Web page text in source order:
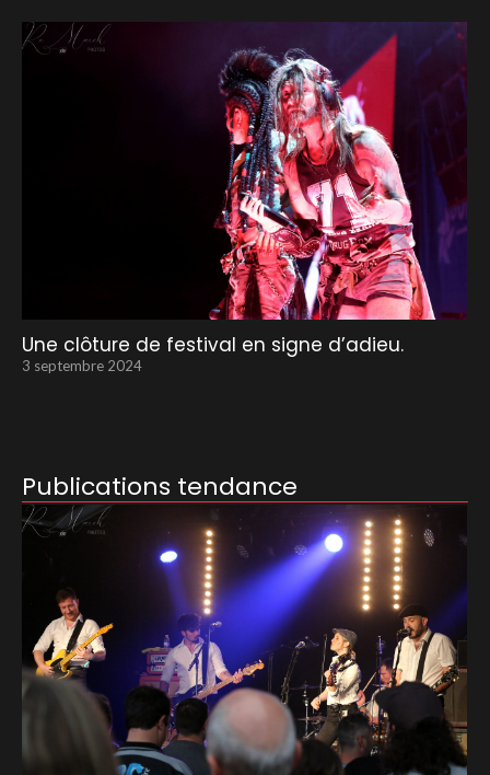
Une clôture de festival en signe d’adieu.
3 septembre 2024
Publications tendance